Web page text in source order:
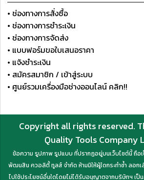
• ช่องทางการสั่งซื้อ
• ช่องทางการชำระเงิน
• ช่องทางการจัดส่ง
• แบบฟอร์มขอใบเสนอราคา
• แจ้งชำระเงิน
• สมัครสมาชิก / เข้าสู่ระบบ
• ศูนย์รวมเครื่องมือช่างออนไลน์ คลิก!!
Copyright all rights reserved.
Quality Tools Company
ข้อความ รูปภาพ รูปแบบ ที่ปรากฏอยู่บนเว็บไซต์นี้ ถือ
พัฒนสิน ควอลิตี้ ทูลส์ จำกัด ห้ามมิให้ผู้ใดกระทำซ้ำ ลอก
ไปใช้ประโยชน์อื่นใดโดยไม่ได้รับอนุญาตจากบริษัทฯ เ